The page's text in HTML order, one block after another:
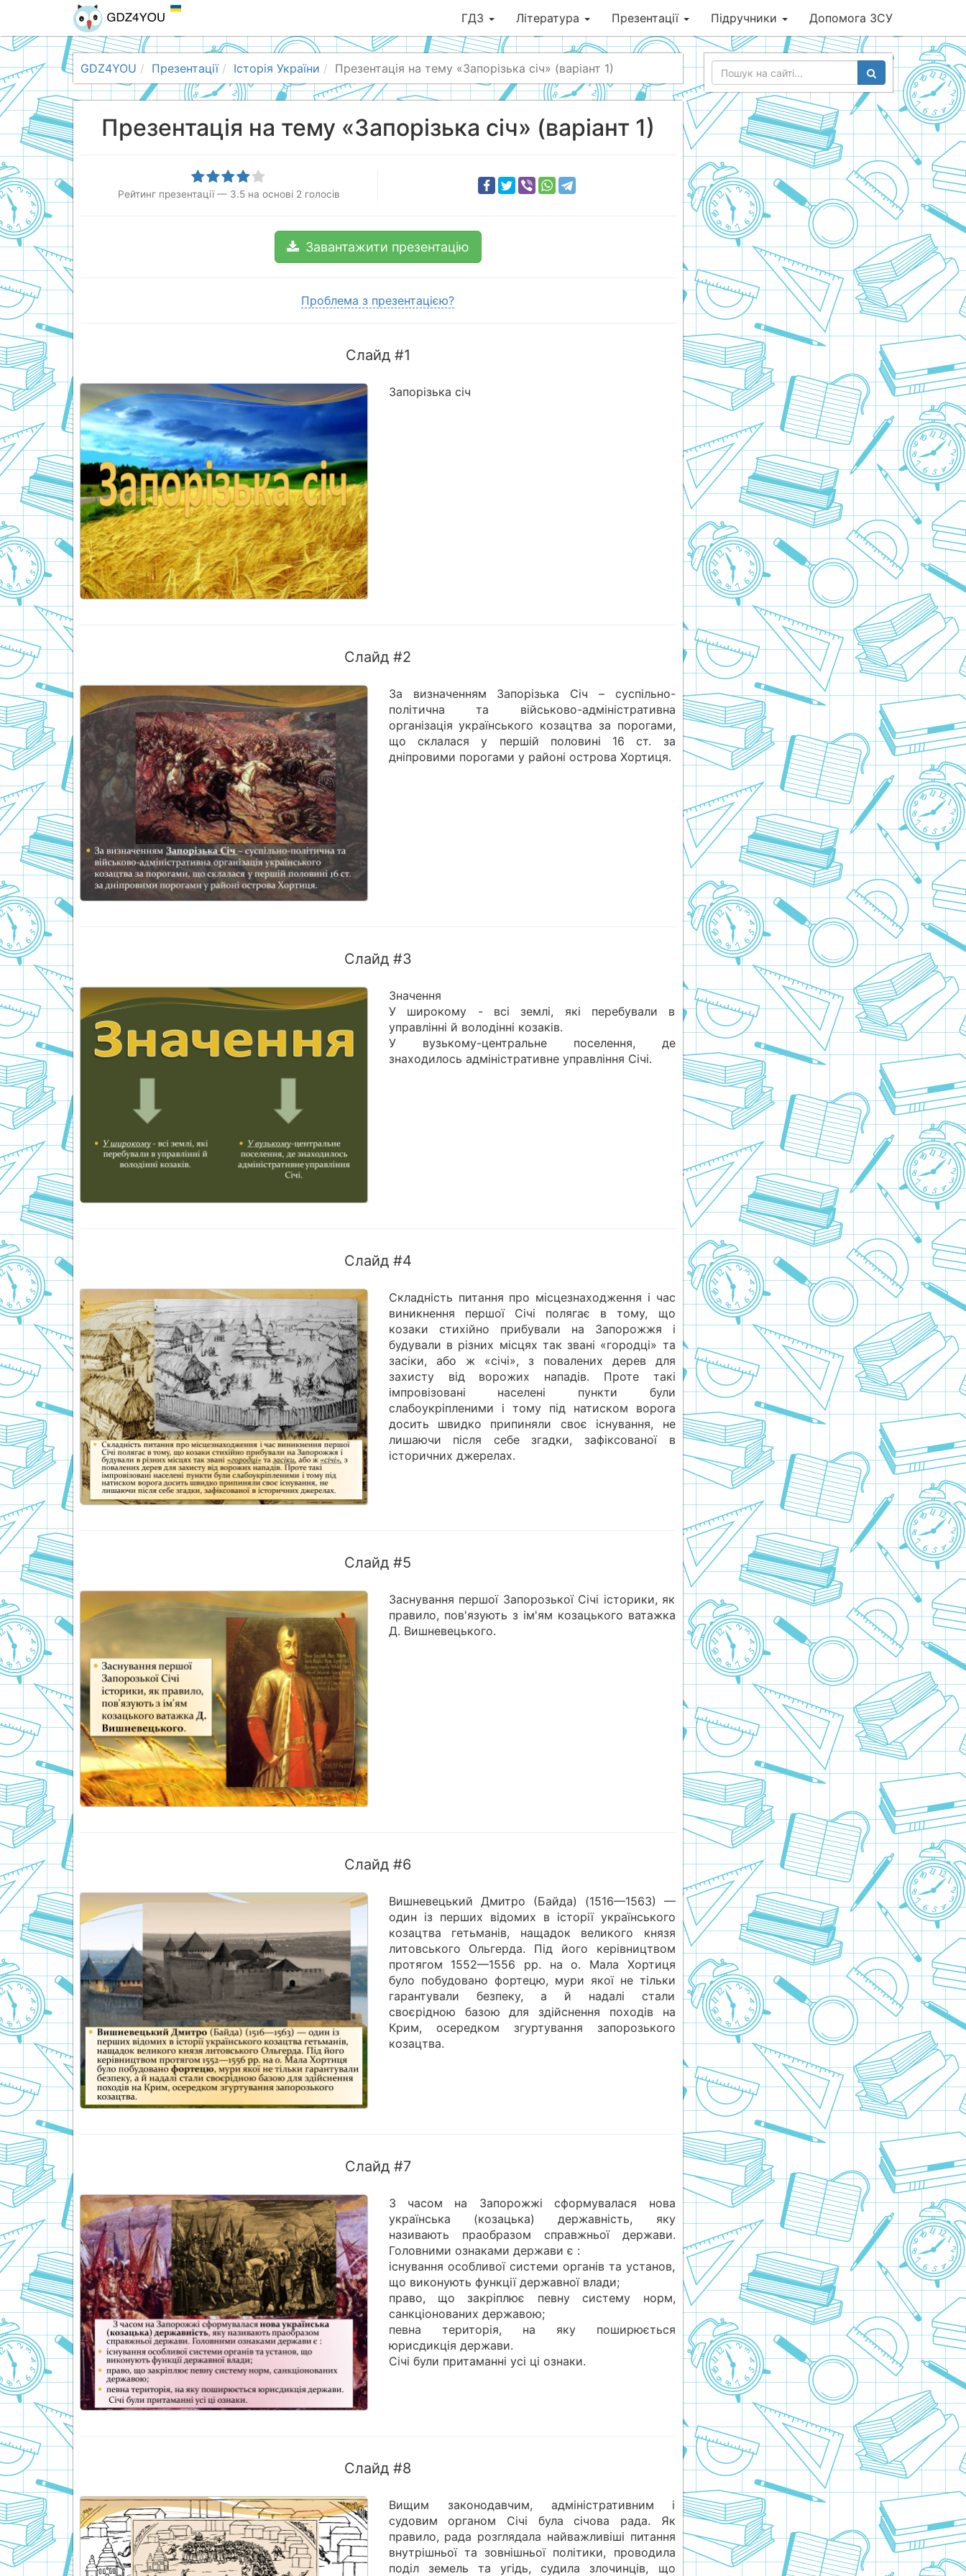
ГДЗ Література Презентації Підручники Допомога ЗСУ
GDZ4YOU Презентації Історія України Презентація на тему «Запорізька січ» (варіант 1)
Презентація на тему «Запорізька січ» (варіант 1)
Рейтинг презентації — 3.5на основі 2 голосів
Завантажити презентацію
Проблема з презентацією?
Слайд #1
Запорізька січ
Слайд #2
За визначенням Запорізька Січ – суспільно-
політична та військово-адміністративна
організація українського козацтва за порогами,
що склалася у першій половині 16 ст. за
дніпровими порогами у районі острова Хортиця.
Слайд #3
Значення
У широкому - всі землі, які перебували в
управлінні й володінні козаків.
У вузькому-центральне поселення, де
знаходилось адміністративне управління Січі.
Слайд #4
Складність питання про місцезнаходження і час
виникнення першої Січі полягає в тому, що
козаки стихійно прибували на Запорожжя і
будували в різних місцях так звані «городці» та
засіки, або ж «січі», з повалених дерев для
захисту від ворожих нападів. Проте такі
імпровізовані населені пункти були
слабоукріпленими і тому під натиском ворога
досить швидко припиняли своє існування, не
лишаючи після себе згадки, зафіксованої в
історичних джерелах.
Слайд #5
Заснування першої Запорозької Січі історики, як
правило, пов'язують з ім'ям козацького ватажка
Д. Вишневецького.
Слайд #6
Вишневецький Дмитро (Байда) (1516—1563) —
один із перших відомих в історії українського
козацтва гетьманів, нащадок великого князя
литовського Ольгерда. Під його керівництвом
протягом 1552—1556 pp. на о. Мала Хортиця
було побудовано фортецю, мури якої не тільки
гарантували безпеку, а й надалі стали
своєрідною базою для здійснення походів на
Крим, осередком згуртування запорозького
козацтва.
Слайд #7
З часом на Запорожжі сформувалася нова
українська (козацька) державність, яку
називають праобразом справжньої держави.
Головними ознаками держави є :
існування особливої системи органів та установ,
що виконують функції державної влади;
право, що закріплює певну систему норм,
санкціонованих державою;
певна територія, на яку поширюється
юрисдикція держави.
Січі були притаманні усі ці ознаки.
Слайд #8
Вищим законодавчим, адміністративним і
судовим органом Січі була січова рада. Як
правило, рада розглядала найважливіші питання
внутрішньої та зовнішньої політики, проводила
поділ земель та угідь, судила злочинців, що